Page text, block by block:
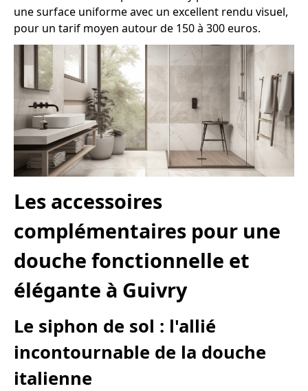
une surface uniforme avec un excellent rendu visuel,
pour un tarif moyen autour de 150 à 300 euros.
Les accessoires
complémentaires pour une
douche fonctionnelle et
élégante à Guivry
Le siphon de sol : l'allié
incontournable de la douche
italienne